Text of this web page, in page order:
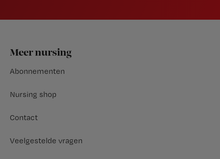
Footer
Meer nursing
Abonnementen
Nursing shop
Contact
Veelgestelde vragen